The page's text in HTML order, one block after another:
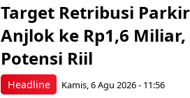
Headline
Target Retribusi
Anjlok ke Rp1,6 Miliar,
Potensi Riil
Kamis, 6 Agu 2026 - 11:56